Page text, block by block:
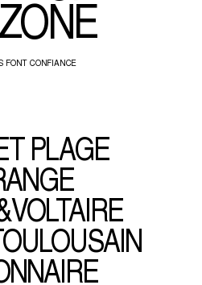
FONT CONFIANCE
PLAGE